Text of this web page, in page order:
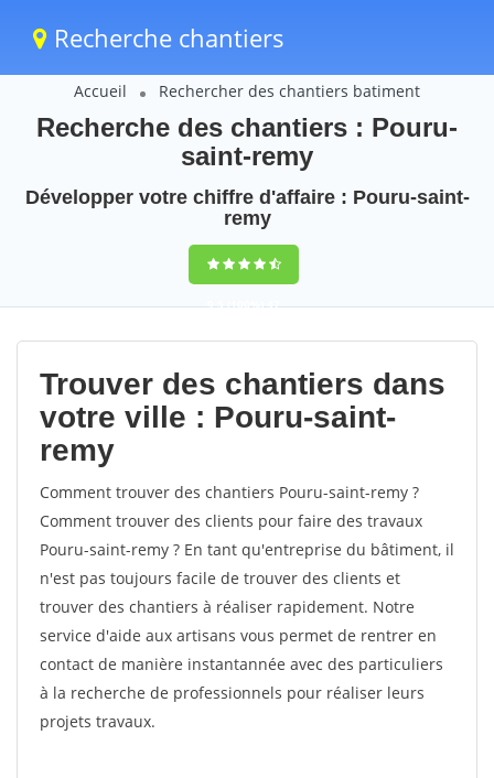
Recherche chantiers
Accueil Rechercher des chantiers batiment
Recherche des chantiers : Pouru-
saint-remy
Développer votre chiffre d'affaire : Pouru-saint-
remy
9,5(100%)47
votes
Trouver des chantiers dans
votre ville : Pouru-saint-
remy
Comment trouver des chantiers Pouru-saint-remy ?
Comment trouver des clients pour faire des travaux
Pouru-saint-remy ? En tant qu'entreprise du bâtiment, il
n'est pas toujours facile de trouver des clients et
trouver des chantiers à réaliser rapidement. Notre
service d'aide aux artisans vous permet de rentrer en
contact de manière instantannée avec des particuliers
à la recherche de professionnels pour réaliser leurs
projets travaux.